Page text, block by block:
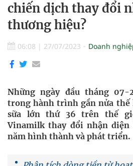
chiến dịch thay đổi
thương hiệu?
06:08 | 27/07/2023 Doanh
Những ngày đầu tháng 07-
trong hành trình gần nửa thế
sữa lớn thứ 36 trên thế
Vinamilk thay đổi nhận diện
năm hình thành và phát triển.